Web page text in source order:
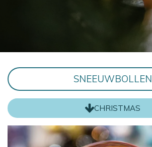
SNEEUWBOLLEN
CHRISTMAS